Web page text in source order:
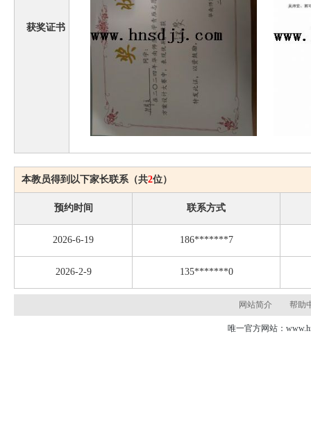
获奖证书
本教员得到以下家长联系（共2位）
预约时间 联系方式
2026-6-19 186*******7
2026-2-9 135*******0
网站简介 帮助
唯一官方网站：